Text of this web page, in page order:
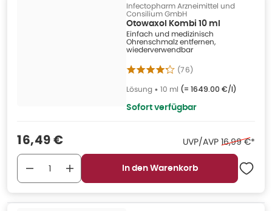
Infectopharm Arzneimittel und
Consilium GmbH
Otowaxol Kombi 10 ml
Einfach und medizinisch
Ohrenschmalz entfernen,
wiederverwendbar
(76)
Lösung • 10 ml (= 1649.00 €/l)
Sofort verfügbar
Verkaufspreis
16,49 € UVP/AVP Ehemaliger
16,99 €*
In den Warenkorb